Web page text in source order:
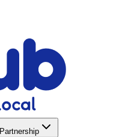
Partnership